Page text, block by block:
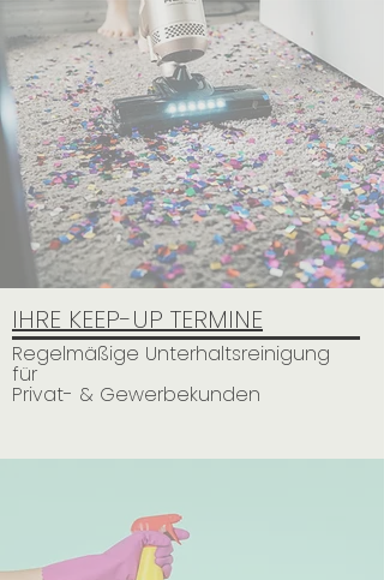
IHRE KEEP-UP TERMINE
Regelmäßige Unterhaltsreinigung
für
Privat- & Gewerbekunden